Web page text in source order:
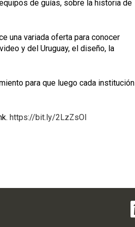
de guías, sobre la historia de
una variada oferta para conocer
y del Uruguay, el diseño, la
para que luego cada institución
https://bit.ly/2LzZsOI